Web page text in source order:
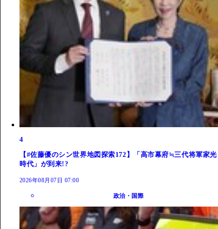
4
【#佐藤優のシン世界地図探索172】「高市幕府≒三代将軍家光
時代」が到来!?
2026年08月07日 07:00
政治・国際